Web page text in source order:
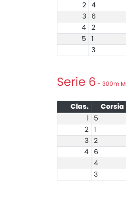
2
4
3
6
4
2
5
1
3
Serie 6 - 300m M
Clas. Corsia
1
5
2
1
3
2
4
6
4
3